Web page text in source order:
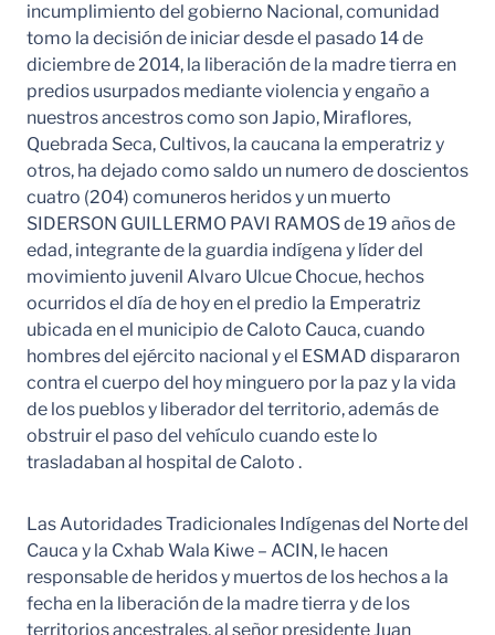
incumplimiento del gobierno Nacional, comunidad
tomo la decisión de iniciar desde el pasado 14 de
diciembre de 2014, la liberación de la madre tierra en
predios usurpados mediante violencia y engaño a
nuestros ancestros como son Japio, Miraflores,
Quebrada Seca, Cultivos, la caucana la emperatriz y
otros, ha dejado como saldo un numero de doscientos
cuatro (204) comuneros heridos y un muerto
SIDERSON GUILLERMO PAVI RAMOS de 19 años de
edad, integrante de la guardia indígena y líder del
movimiento juvenil Alvaro Ulcue Chocue, hechos
ocurridos el día de hoy en el predio la Emperatriz
ubicada en el municipio de Caloto Cauca, cuando
hombres del ejército nacional y el ESMAD dispararon
contra el cuerpo del hoy minguero por la paz y la vida
de los pueblos y liberador del territorio, además de
obstruir el paso del vehículo cuando este lo
trasladaban al hospital de Caloto .
Las Autoridades Tradicionales Indígenas del Norte del
Cauca y la Cxhab Wala Kiwe – ACIN, le hacen
responsable de heridos y muertos de los hechos a la
fecha en la liberación de la madre tierra y de los
territorios ancestrales, al señor presidente Juan